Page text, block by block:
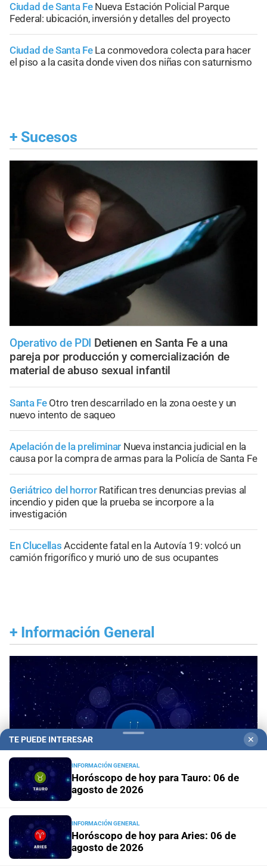
Ciudad de Santa Fe Nueva Estación Policial Parque
Federal: ubicación, inversión y detalles del proyecto
Ciudad de Santa Fe La conmovedora colecta para hacer
el piso a la casita donde viven dos niñas con saturnismo
+ Sucesos
Operativo de PDI Detienen en Santa Fe a una
pareja por producción y comercialización de
material de abuso sexual infantil
Santa Fe Otro tren descarrilado en la zona oeste y un
nuevo intento de saqueo
Apelación de la preliminar Nueva instancia judicial en la
causa por la compra de armas para la Policía de Santa Fe
Geriátrico del horror Ratifican tres denuncias previas al
incendio y piden que la prueba se incorpore a la
investigación
En Clucellas Accidente fatal en la Autovía 19: volcó un
camión frigorífico y murió uno de sus ocupantes
+ Información General
Horóscopo del día Horóscopo de hoy para Piscis:
06 de agosto de 2026
TE PUEDE INTERESAR ✕
INFORMACIÓN GENERAL
Horóscopo de hoy para Tauro: 06 de
agosto de 2026
INFORMACIÓN GENERAL
Horóscopo de hoy para Aries: 06 de
agosto de 2026